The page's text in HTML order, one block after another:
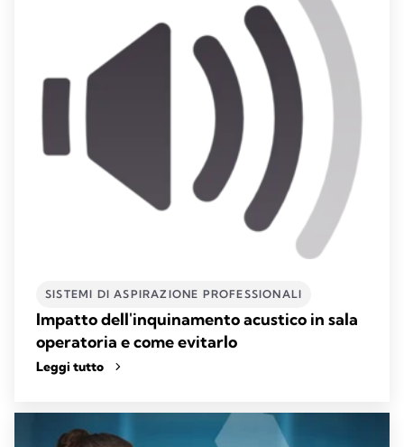
SISTEMI DI ASPIRAZIONE PROFESSIONALI​
Impatto dell'inquinamento acustico in sala
operatoria e come evitarlo
Leggi tutto